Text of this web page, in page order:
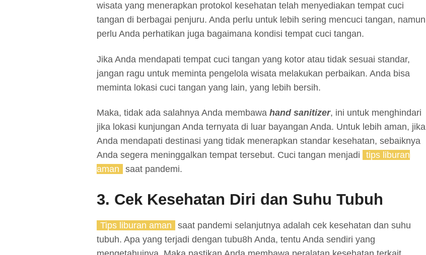
wisata yang menerapkan protokol kesehatan telah menyediakan tempat cuci
tangan di berbagai penjuru. Anda perlu untuk lebih sering mencuci tangan, namun
perlu Anda perhatikan juga bagaimana kondisi tempat cuci tangan.
Jika Anda mendapati tempat cuci tangan yang kotor atau tidak sesuai standar,
jangan ragu untuk meminta pengelola wisata melakukan perbaikan. Anda bisa
meminta lokasi cuci tangan yang lain, yang lebih bersih.
Maka, tidak ada salahnya Anda membawa hand sanitizer, ini untuk menghindari
jika lokasi kunjungan Anda ternyata di luar bayangan Anda. Untuk lebih aman, jika
Anda mendapati destinasi yang tidak menerapkan standar kesehatan, sebaiknya
Anda segera meninggalkan tempat tersebut. Cuci tangan menjadi
tips liburan
aman
saat pandemi.
3. Cek Kesehatan Diri dan Suhu Tubuh
Tips liburan aman
saat pandemi selanjutnya adalah cek kesehatan dan suhu
tubuh. Apa yang terjadi dengan tubu8h Anda, tentu Anda sendiri yang